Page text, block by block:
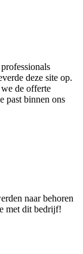
deze site op.
de offerte
past binnen ons
naar behoren
met dit bedrijf!